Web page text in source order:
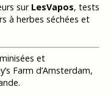
sur LesVapos, tests
à herbes séchées et
et
Farm d’Amsterdam,